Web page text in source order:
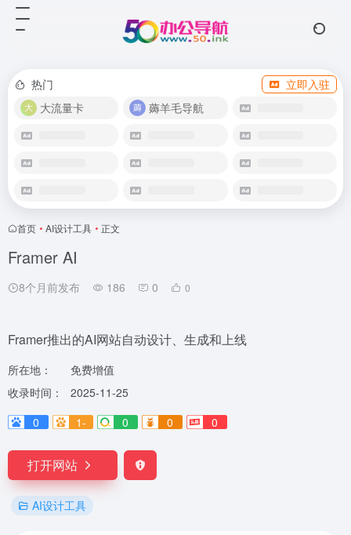
热门
立即入驻
大流量卡
薅羊毛导航
首页 • AI设计工具 • 正文
Framer AI
8个月前发布 186 0 0
Framer推出的AI网站自动设计、生成和上线
所在地：
免费增值
收录时间：
2025-11-25
0
1- 0 0 0
打开网站
AI设计工具